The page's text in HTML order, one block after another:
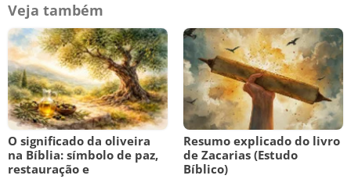
Veja também
O significado da oliveira
na Bíblia: símbolo de paz,
restauração e
Resumo explicado do livro
de Zacarias (Estudo
Bíblico)